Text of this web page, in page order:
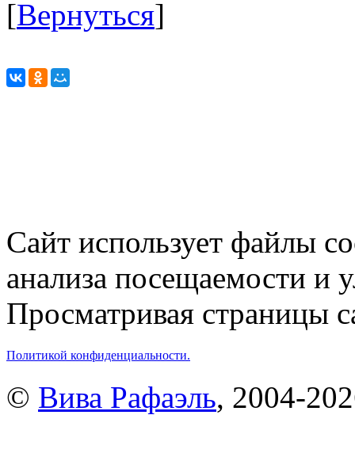
[Вернуться]
Сайт использует файлы
анализа посещаемости и
Просматривая страницы
Политикой конфиденциальности.
© Вива Рафаэль, 2004-